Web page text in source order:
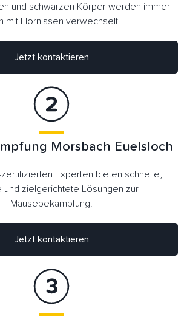
und schwarzen Körper werden immer
mit Hornissen verwechselt.
Jetzt kontaktieren
Jetzt kontaktieren
Morsbach Euelsloch
Experten bieten schnelle,
und zielgerichtete Lösungen zur
Mäusebekämpfung.